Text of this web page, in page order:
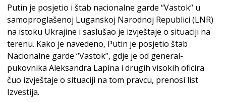
Putin je posjetio i štab nacionalne garde “Vastok“ u
samoproglašenoj Luganskoj Narodnoj Republici (LNR)
na istoku Ukrajine i saslušao je izvještaje o situaciji na
terenu. Kako je navedeno, Putin je posjetio štab
Nacionalne garde “Vastok”, gdje je od general-
pukovnika Aleksandra Lapina i drugih visokih oficira
čuo izvještaje o situaciji na tom pravcu, prenosi list
Izvestija.